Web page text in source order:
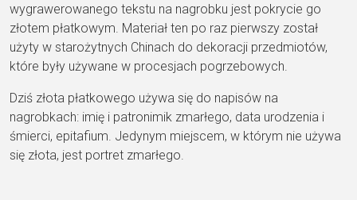
wygrawerowanego tekstu na nagrobku jest pokrycie go
złotem płatkowym. Materiał ten po raz pierwszy został
użyty w starożytnych Chinach do dekoracji przedmiotów,
które były używane w procesjach pogrzebowych.
Dziś złota płatkowego używa się do napisów na
nagrobkach: imię i patronimik zmarłego, data urodzenia i
śmierci, epitafium. Jedynym miejscem, w którym nie używa
się złota, jest portret zmarłego.